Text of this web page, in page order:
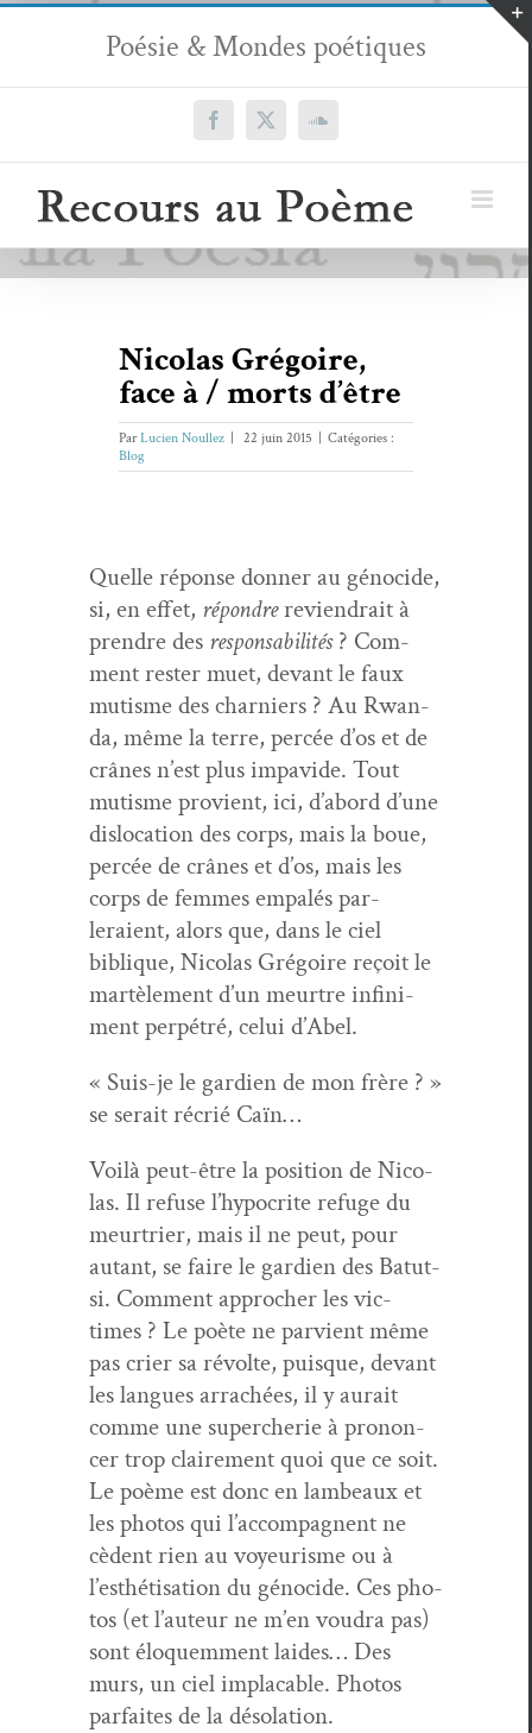
Passer
contenu
Poésie & Mondes poétiques
Facebook
X SoundCloud
Nicolas Grégoire,
face à / morts d’être
ParLucien Noullez 22 juin 2015
Catégories :
Blog
Quelle réponse don­ner au géno­cide,
si, en effet, répon­drereviendrait à
pren­dre des respon­s­abil­ités? Com­
ment rester muet, devant le faux
mutisme des charniers ? Au Rwan­
da, même la terre, per­cée d’os et de
crânes n’est plus impa­vide. Tout
mutisme provient, ici, d’abord d’une
dis­lo­ca­tion des corps, mais la boue,
per­cée de crânes et d’os, mais les
corps de femmes empalés par­
leraient, alors que, dans le ciel
biblique, Nico­las Gré­goire reçoit le
martèle­ment d’un meurtre infin­i­
ment per­pétré, celui d’Abel.
« Suis-je le gar­di­en de mon frère ? »
se serait récrié Caïn…
Voilà peut-être la posi­tion de Nico­
las. Il refuse l’hypocrite refuge du
meur­tri­er, mais il ne peut, pour
autant, se faire le gar­di­en des Batut­
si. Com­ment approcher les vic­
times ? Le poète ne parvient même
pas crier sa révolte, puisque, devant
les langues arrachées, il y aurait
comme une supercherie à pronon­
cer trop claire­ment quoi que ce soit.
Le poème est donc en lam­beaux et
les pho­tos qui l’accompagnent ne
cèdent rien au voyeurisme ou à
l’esthétisation du géno­cide. Ces pho­
tos (et l’auteur ne m’en voudra pas)
sont élo­quem­ment laides… Des
murs, un ciel implaca­ble. Pho­tos
par­faites de la désolation.